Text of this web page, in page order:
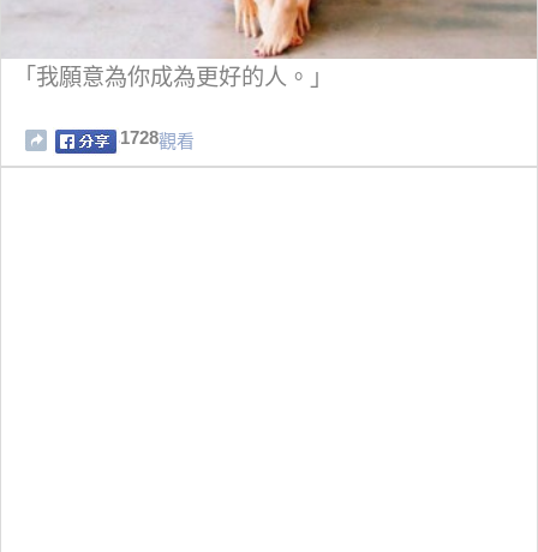
「我願意為你成為更好的人。」
1728觀看